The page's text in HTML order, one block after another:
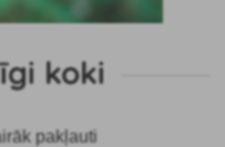
koki
pakļauti